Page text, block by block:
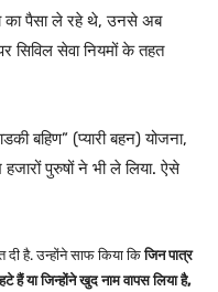
का पैसा ले रहे थे, उनसे अब
सिविल सेवा नियमों के तहत
बहिण” (प्यारी बहन) योजना,
पुरुषों ने भी ले लिया. ऐसे
दी है. उन्होंने साफ किया किजिन पात्र
या जिन्होंने खुद नाम वापस लिया है,